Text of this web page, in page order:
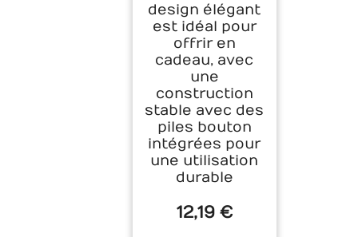
design élégant
est idéal pour
offrir en
cadeau, avec
une
construction
stable avec des
piles bouton
intégrées pour
une utilisation
durable
12,19 €